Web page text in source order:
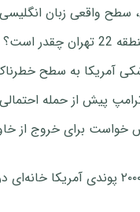
سطح واقعی زبان انگلیسی
است؟
آمریکا به سطح
پیش از حمله احتمالی
خواست برای خروج از
نیویورک‌تایمز: بمب ۲۰۰۰ پوندی